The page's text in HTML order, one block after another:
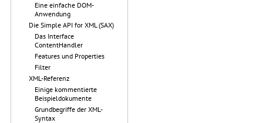
Eine einfache DOM-
Anwendung
Die Simple API for XML (SAX)
Das Interface
ContentHandler
Features und Properties
Filter
XML-Referenz
Einige kommentierte
Beispieldokumente
Grundbegriffe der XML-
Syntax